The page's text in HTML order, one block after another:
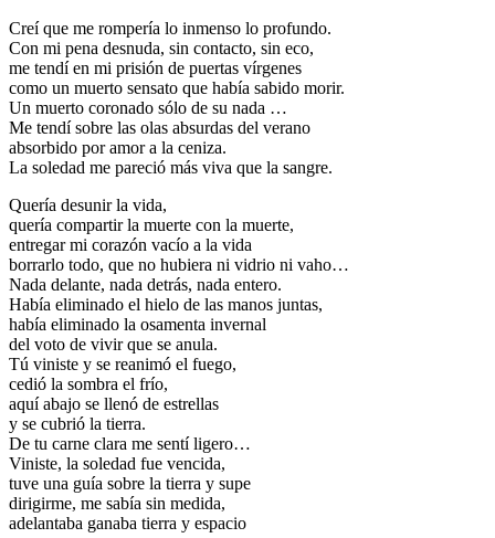
Creí que me rompería lo inmenso lo profundo.
Con mi pena desnuda, sin contacto, sin eco,
me tendí en mi prisión de puertas vírgenes
como un muerto sensato que había sabido morir.
Un muerto coronado sólo de su nada …
Me tendí sobre las olas absurdas del verano
absorbido por amor a la ceniza.
La soledad me pareció más viva que la sangre.
Quería desunir la vida,
quería compartir la muerte con la muerte,
entregar mi corazón vacío a la vida
borrarlo todo, que no hubiera ni vidrio ni vaho…
Nada delante, nada detrás, nada entero.
Había eliminado el hielo de las manos juntas,
había eliminado la osamenta invernal
del voto de vivir que se anula.
Tú viniste y se reanimó el fuego,
cedió la sombra el frío,
aquí abajo se llenó de estrellas
y se cubrió la tierra.
De tu carne clara me sentí ligero…
Viniste, la soledad fue vencida,
tuve una guía sobre la tierra y supe
dirigirme, me sabía sin medida,
adelantaba ganaba tierra y espacio